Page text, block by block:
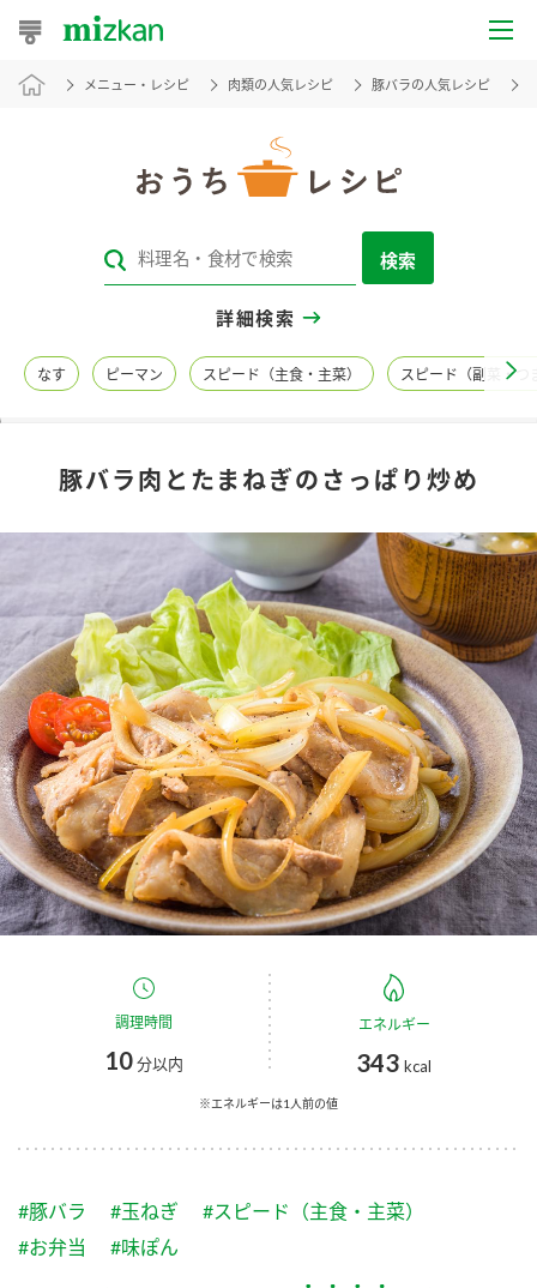
おうちレシピ
レシピカテゴリ一覧
レシピ名特集
商品情報
商品カテゴリ
酢 調味酢
お酢ドリンク ぽん酢
みりん風・料理酒 鍋用調味料
つゆ たれ
スープ 中華
ふりかけ おすしの素
新商品一覧
キャンペーン情報
ブランド・スペシャルサイト
ブランド・スペシャルサイト トップ
商品ブランドサイト
Fibee（ファイビー）
くらしプラ酢
お酢ドリンク
つゆ
納豆のサイト
企業情報
国内事業概要
企業理念
ミツカンの歴史
ミツカンを知る
環境への取り組み
お客様相談センター
メニュー・レシピ 肉類の人気レシピ 豚バラの人気レシピ
検索
詳細検索
なす ピーマン スピード（主食・主菜） スピード（副菜・つ
豚バラ肉とたまねぎのさっぱり炒め
調理時間
10分以内
エネルギー
343 kcal
※エネルギーは1人前の値
#豚バラ #玉ねぎ
#スピード（主食・主菜）
#お弁当
#味ぽん